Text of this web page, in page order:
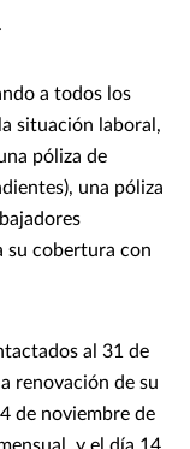
a todos los
situación laboral,
póliza de
una póliza
su cobertura con
al 31 de
renovación de su
de noviembre de